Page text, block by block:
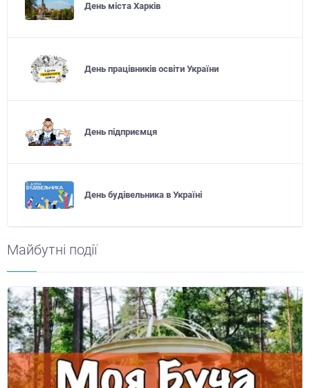
День міста Харків
День працівників освіти України
День підприємця
День будівельника в Україні
Майбутні події